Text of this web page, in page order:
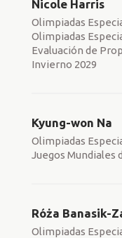
Nicole Harris
Olimpiadas
Olimpiadas
Evaluación de
Invierno 2029
Kyung-won Na
Olimpiadas
Juegos Mundiales
Róża Banasik-
Olimpiadas